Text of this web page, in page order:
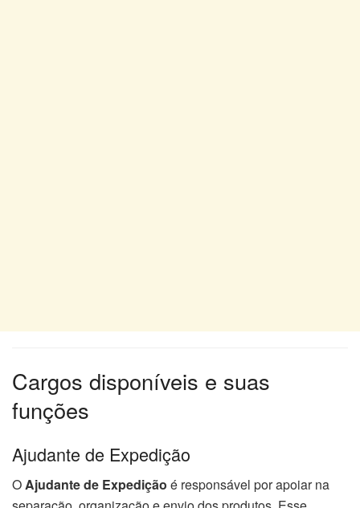
Cargos disponíveis e suas
funções
Ajudante de Expedição
OAjudante de Expedição é responsável por apoiar na